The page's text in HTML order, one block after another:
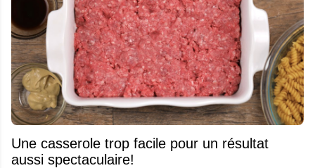
Une casserole trop facile pour un résultat
aussi spectaculaire!